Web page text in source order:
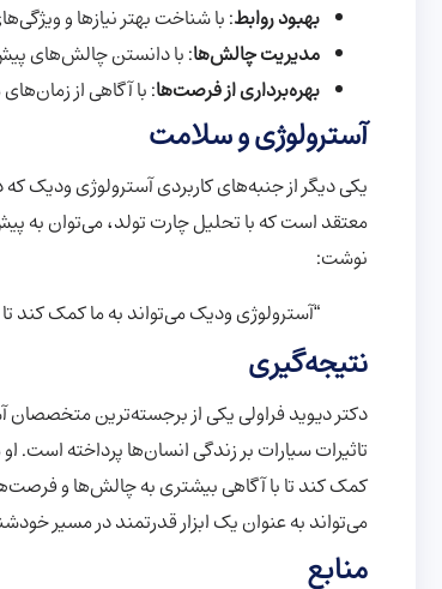
بهبود روابط: با شناخت بهتر نیازها و
مدیریت چالش‌ها: با دانستن چالش‌های پیش
بهره‌برداری از فرصت‌ها: با آگاهی از
آسترولوژی و سلامت
یکی دیگر از جنبه‌های کاربردی آسترولوژی ودیک
معتقد است که با تحلیل چارت تولد، می‌توان به
نوشت:
“آسترولوژی ودیک می‌تواند به ما کمک کند
نتیجه‌گیری
دکتر دیوید فراولی یکی از برجسته‌ترین
تاثیرات سیارات بر زندگی انسان‌ها پرداخته
کمک کند تا با آگاهی بیشتری به چالش‌ها و
می‌تواند به عنوان یک ابزار قدرتمند در مسیر
منابع